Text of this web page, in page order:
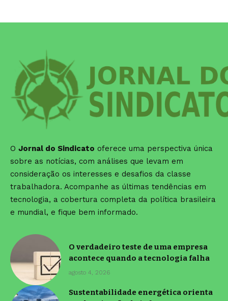
O Jornal do Sindicato oferece uma perspectiva única
sobre as notícias, com análises que levam em
consideração os interesses e desafios da classe
trabalhadora. Acompanhe as últimas tendências em
tecnologia, a cobertura completa da política brasileira
e mundial, e fique bem informado.
O verdadeiro teste de uma empresa
acontece quando a tecnologia falha
agosto 4, 2026
Sustentabilidade energética orienta